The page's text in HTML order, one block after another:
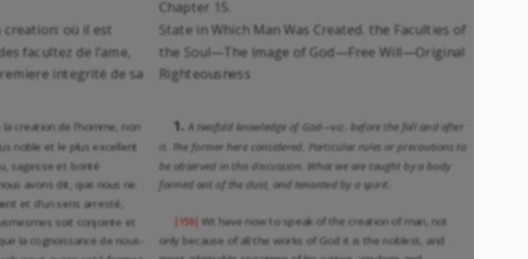
Chapter 15.
creation: où il est
facultez de l’ame,
integrité de sa
State in Which Man Was Created. the Faculties of
the Soul—The Image of God—Free Will—Original
Righteousness
creation de l’homme, non
noble et le plus excellent
sagesse et bonté
avons dit, que nous ne
et d’un sens arresté,
soit conjointe et
la cognoissance de nous-
1. A twofold knowledge of God—viz. before the fall and after
it. The former here considered. Particular rules or precautions to
be observed in this discussion. What we are taught by a body
formed ant of the dust, and tenanted by a spirit.
|159| We have now to speak of the creation of man, not
only because of all the works of God it is the noblest, and